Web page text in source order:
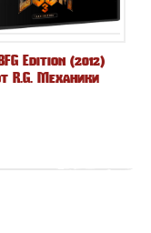
Edition (2012)
R.G. Механики